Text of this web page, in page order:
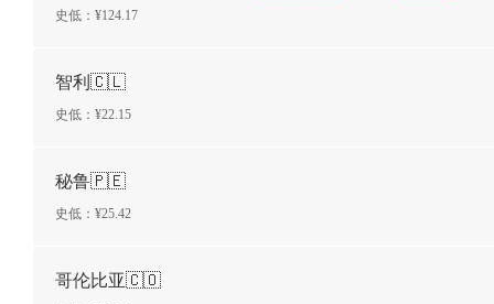
史低：¥124.17
智利🇨🇱
史低：¥22.15
秘鲁🇵🇪
史低：¥25.42
哥伦比亚🇨🇴